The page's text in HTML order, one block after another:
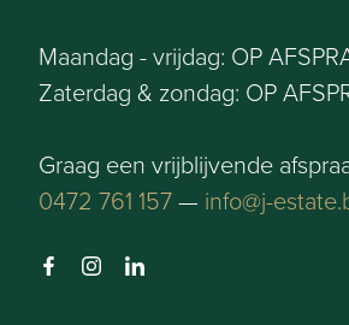
Maandag - vrijdag: OP
Zaterdag & zondag: OP
Graag een vrijblijvende
0472 761 157— info@j-